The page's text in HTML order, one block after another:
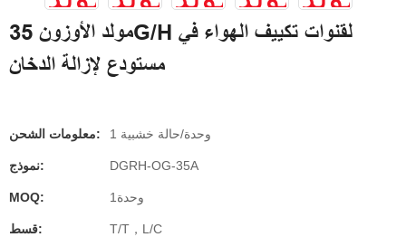
مولد الأوزون 35G/H لقنوات تكييف الهواء في
مستودع لإزالة الدخان
معلومات الشحن: 1 وحدة/حالة خشبية
نموذج: DGRH-OG-35A
MOQ: وحدة1
قسط: T/T，L/C